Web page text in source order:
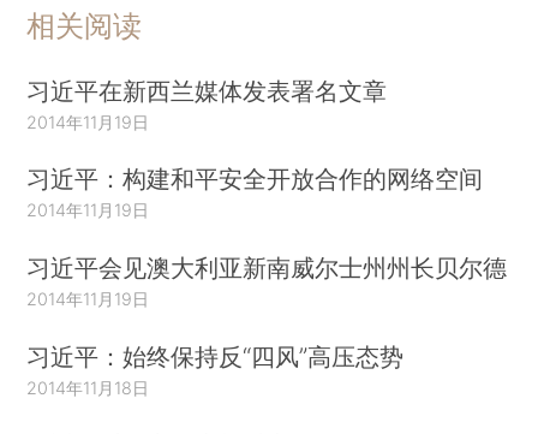
相关阅读
习近平在新西兰媒体发表署名文章
2014年11月19日
习近平：构建和平安全开放合作的网络空间
2014年11月19日
习近平会见澳大利亚新南威尔士州州长贝尔德
2014年11月19日
习近平：始终保持反“四风”高压态势
2014年11月18日